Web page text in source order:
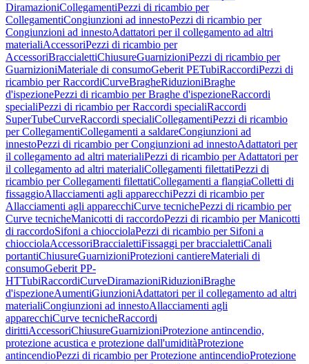
DiramazioniCollegamentiPezzi di ricambio per
CollegamentiCongiunzioni ad innestoPezzi di ricambio per
Congiunzioni ad innestoAdattatori per il collegamento ad altri
materialiAccessoriPezzi di ricambio per
AccessoriBraccialettiChiusureGuarnizioniPezzi di ricambio per
GuarnizioniMateriale di consumoGeberit PETubiRaccordiPezzi di
ricambio per RaccordiCurveBragheRiduzioniBraghe
d'ispezionePezzi di ricambio per Braghe d'ispezioneRaccordi
specialiPezzi di ricambio per Raccordi specialiRaccordi
SuperTubeCurveRaccordi specialiCollegamentiPezzi di ricambio
per CollegamentiCollegamenti a saldareCongiunzioni ad
innestoPezzi di ricambio per Congiunzioni ad innestoAdattatori per
il collegamento ad altri materialiPezzi di ricambio per Adattatori per
il collegamento ad altri materialiCollegamenti filettatiPezzi di
ricambio per Collegamenti filettatiCollegamenti a flangiaColletti di
fissaggioAllacciamenti agli apparecchiPezzi di ricambio per
Allacciamenti agli apparecchiCurve tecnichePezzi di ricambio per
Curve tecnicheManicotti di raccordoPezzi di ricambio per Manicotti
di raccordoSifoni a chiocciolaPezzi di ricambio per Sifoni a
chiocciolaAccessoriBraccialettiFissaggi per braccialettiCanali
portantiChiusureGuarnizioniProtezioni cantiereMateriali di
consumoGeberit PP-
HTTubiRaccordiCurveDiramazioniRiduzioniBraghe
d'ispezioneAumentiGiunzioniAdattatori per il collegamento ad altri
materialiCongiunzioni ad innestoAllacciamenti agli
apparecchiCurve tecnicheRaccordi
dirittiAccessoriChiusureGuarnizioniProtezione antincendio,
protezione acustica e protezione dall'umiditàProtezione
antincendioPezzi di ricambio per Protezione antincendioProtezione